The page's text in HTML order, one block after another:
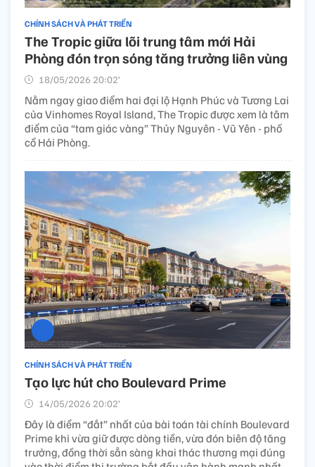
CHÍNH SÁCH VÀ PHÁT TRIỂN
The Tropic giữa lõi trung tâm mới Hải
Phòng đón trọn sóng tăng trưởng liên vùng
18/05/2026 20:02’
Nằm ngay giao điểm hai đại lộ Hạnh Phúc và Tương Lai
của Vinhomes Royal Island, The Tropic được xem là tâm
điểm của “tam giác vàng” Thủy Nguyên - Vũ Yên - phố
cổ Hải Phòng.
CHÍNH SÁCH VÀ PHÁT TRIỂN
Tạo lực hút cho Boulevard Prime
14/05/2026 20:02’
Đây là điểm “đắt” nhất của bài toán tài chính Boulevard
Prime khi vừa giữ được dòng tiền, vừa đón biên độ tăng
trưởng, đồng thời sẵn sàng khai thác thương mại đúng